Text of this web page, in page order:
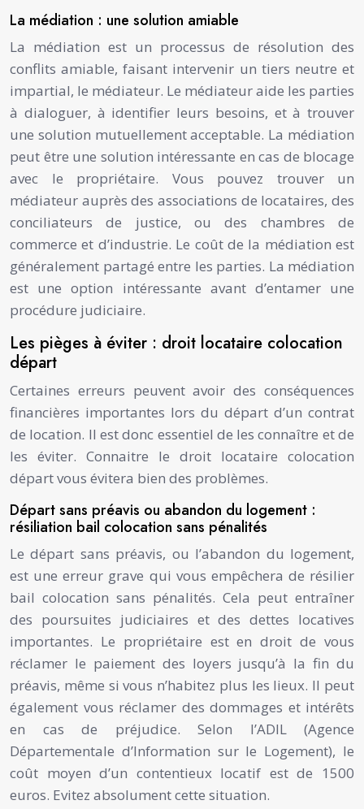
La médiation : une solution amiable
La médiation est un processus de résolution des
conflits amiable, faisant intervenir un tiers neutre et
impartial, le médiateur. Le médiateur aide les parties
à dialoguer, à identifier leurs besoins, et à trouver
une solution mutuellement acceptable. La médiation
peut être une solution intéressante en cas de blocage
avec le propriétaire. Vous pouvez trouver un
médiateur auprès des associations de locataires, des
conciliateurs de justice, ou des chambres de
commerce et d’industrie. Le coût de la médiation est
généralement partagé entre les parties. La médiation
est une option intéressante avant d’entamer une
procédure judiciaire.
Les pièges à éviter : droit locataire colocation
départ
Certaines erreurs peuvent avoir des conséquences
financières importantes lors du départ d’un contrat
de location. Il est donc essentiel de les connaître et de
les éviter. Connaitre le droit locataire colocation
départ vous évitera bien des problèmes.
Départ sans préavis ou abandon du logement :
résiliation bail colocation sans pénalités
Le départ sans préavis, ou l’abandon du logement,
est une erreur grave qui vous empêchera de résilier
bail colocation sans pénalités. Cela peut entraîner
des poursuites judiciaires et des dettes locatives
importantes. Le propriétaire est en droit de vous
réclamer le paiement des loyers jusqu’à la fin du
préavis, même si vous n’habitez plus les lieux. Il peut
également vous réclamer des dommages et intérêts
en cas de préjudice. Selon l’ADIL (Agence
Départementale d’Information sur le Logement), le
coût moyen d’un contentieux locatif est de 1500
euros. Evitez absolument cette situation.